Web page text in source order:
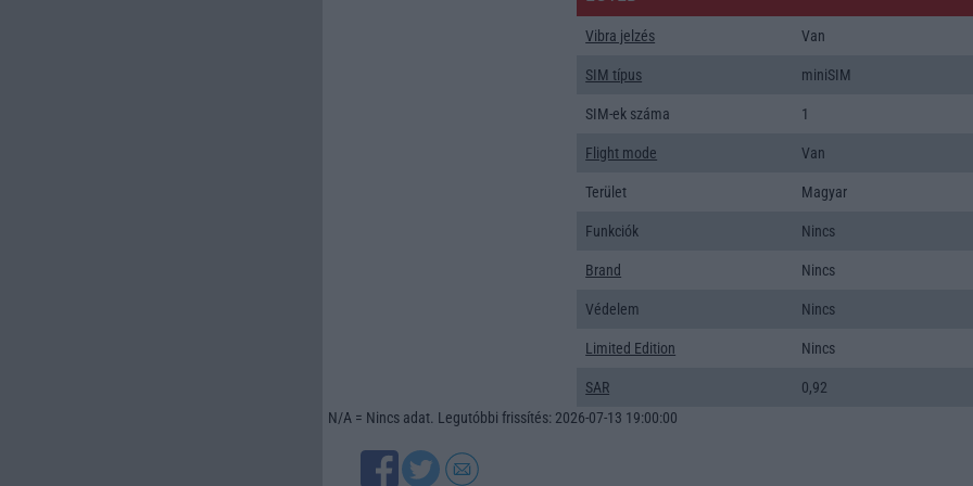
Vibra jelzés Van
SIM típus miniSIM
SIM-ek száma 1
Flight mode Van
Terület Magyar
Funkciók Nincs
Brand Nincs
Védelem Nincs
Limited Edition Nincs
SAR
0,92
N/A = Nincs adat. Legutóbbi frissítés: 2026-07-13 19:00:00